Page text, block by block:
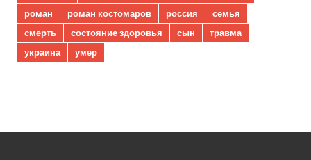
роман
роман костомаров россия
семья
смерть
состояние здоровья сын
травма
украина
умер